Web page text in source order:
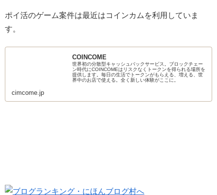
ポイ活のゲーム案件は最近はコインカムを利用していま
す。
COINCOME
世界初の分散型キャッシュバックサービス。ブロックチェー
ン時代にCOINCOMEはリスクなくトークンを得られる場所を
提供します。毎日の生活でトークンがもらえる、増える、世
界中のお店で使える。全く新しい体験がここに。
cimcome.jp